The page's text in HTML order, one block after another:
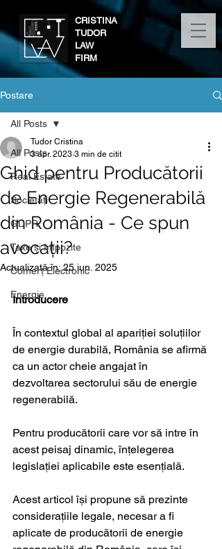
CRISTINA
TUDOR
LAW
FIRM
Postare
All Posts
Real Estate
Societăți
GDPR
Taxe și Impozite
Comerț Electronic
Energie
All Posts
Ghid pentru Producătorii
de Energie Regenerabilă
din România - Ce spun
avocații?
Tudor Cristina
3 apr. 2023 3 min de citit
Actualizată în:25 iun. 2025
Introducere
În contextul global al apariției soluțiilor
de energie durabilă, România se afirmă
ca un actor cheie angajat în
dezvoltarea sectorului său de energie
regenerabilă.
Pentru producătorii care vor să intre în
acest peisaj dinamic, înțelegerea
legislației aplicabile este esențială.
Acest articol își propune să prezinte
considerațiile legale, necesar a fi
aplicate de producătorii de energie